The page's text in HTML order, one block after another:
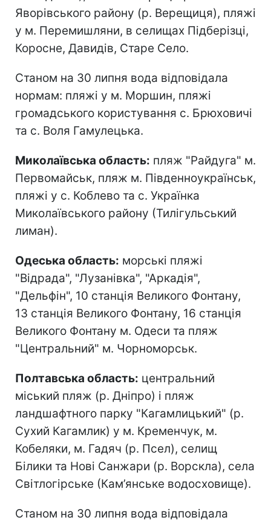
Яворівського району (р. Верещиця), пляжі
у м. Перемишляни, в селищах Підберізці,
Коросне, Давидів, Старе Село.
Станом на 30 липня вода відповідала
нормам: пляжі у м. Моршин, пляжі
громадського користування с. Брюховичі
та с. Воля Гамулецька.
Миколаївська область: пляж "Райдуга" м.
Первомайськ, пляж м. Південноукраїнськ,
пляжі у с. Коблево та с. Українка
Миколаївського району (Тилігульський
лиман).
Одеська область: морські пляжі
"Відрада", "Лузанівка", "Аркадія",
"Дельфін", 10 станція Великого Фонтану,
13 станція Великого Фонтану, 16 станція
Великого Фонтану м. Одеси та пляж
"Центральний" м. Чорноморськ.
Полтавська область: центральний
міський пляж (р. Дніпро) і пляж
ландшафтного парку "Кагамлицький" (р.
Сухий Кагамлик) у м. Кременчук, м.
Кобеляки, м. Гадяч (р. Псел), селищ
Білики та Нові Санжари (р. Ворскла), села
Світлогірське (Кам’янське водосховище).
Станом на 30 липня вода відповідала